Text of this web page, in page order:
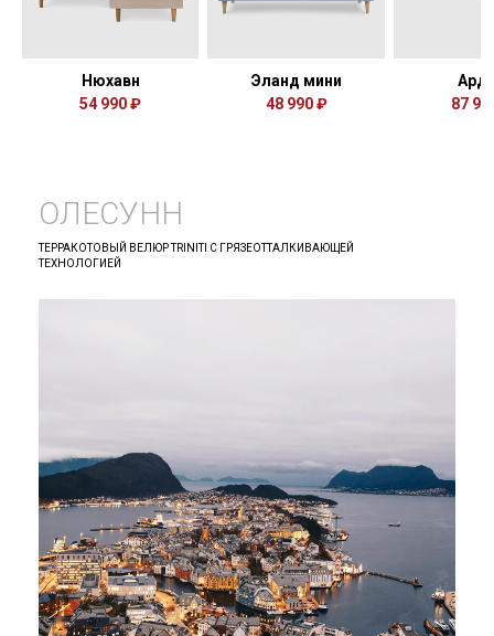
Нюхавн
54 990 ₽
Эланд мини
48 990 ₽
87
ОЛЕСУНН
ТЕРРАКОТОВЫЙ ВЕЛЮР TRINITI С ГРЯЗЕОТТАЛКИВАЮЩЕЙ
ТЕХНОЛОГИЕЙ